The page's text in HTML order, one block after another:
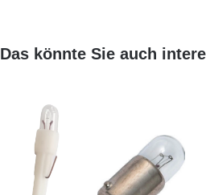
Das könnte Sie auch